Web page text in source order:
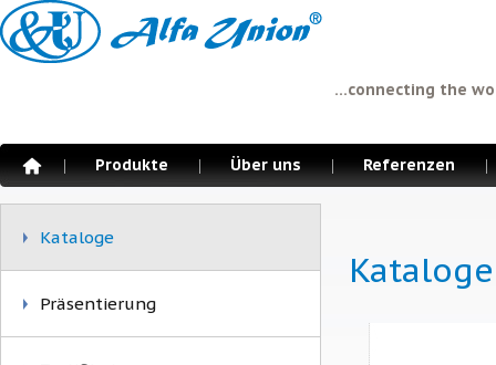
Produkte Über uns Referenzen
...connecting the
Kataloge
Präsentierung
Kataloge